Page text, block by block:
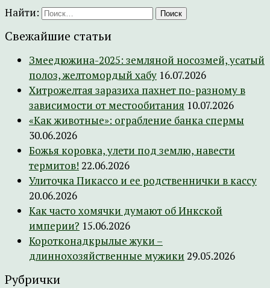
Найти:
Свежайшие статьи
Змеедюжина-2025: земляной носозмей, усатый
полоз, желтомордый хабу 16.07.2026
Хитрожелтая заразиха пахнет по-разному в
зависимости от местообитания 10.07.2026
«Как животные»: ограбление банка спермы
30.06.2026
Божья коровка, улети под землю, навести
термитов! 22.06.2026
Улиточка Пикассо и ее родственнички в кассу
20.06.2026
Как часто хомячки думают об Инкской
империи? 15.06.2026
Коротконадкрылые жуки –
длиннохозяйственные мужики 29.05.2026
Рубрички